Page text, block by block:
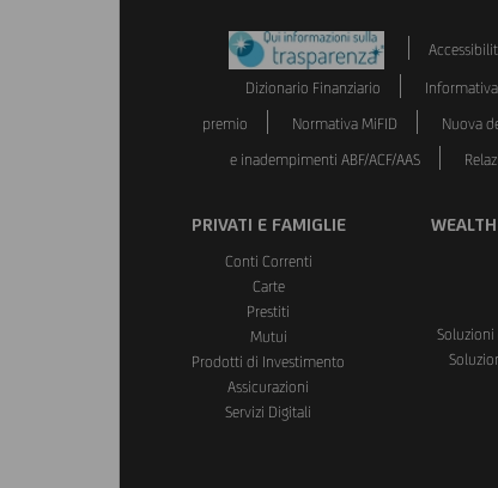
Dizionario Finanziario
premio
Normativa MiFID Nuova
e inadempimenti ABF/ACF/AAS
PRIVATI E FAMIGLIE
Conti Correnti
Carte
Prestiti
Mutui
Prodotti di Investimento
Assicurazioni
Servizi Digitali